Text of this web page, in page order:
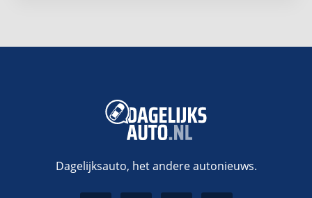
Dagelijksauto, het andere autonieuws.